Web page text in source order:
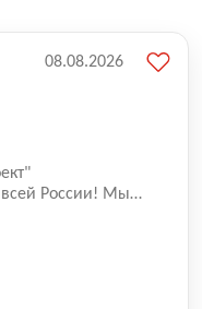
России! Мы
лет на рынке,
в своей нише:
08.08.2026